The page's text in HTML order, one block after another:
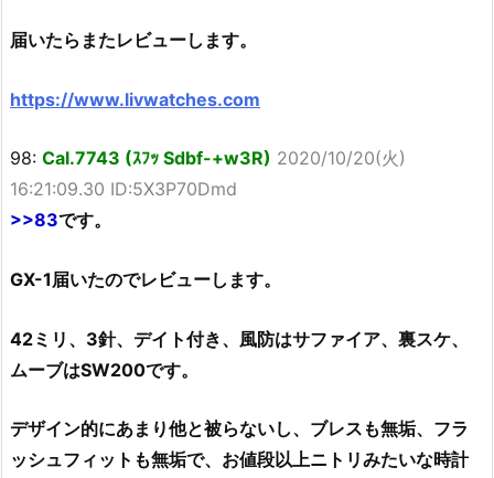
届いたらまたレビューします。
https://www.livwatches.com
98: Cal.7743 (ｽﾌｯ Sdbf-+w3R) 2020/10/20(火)
16:21:09.30 ID:5X3P70Dmd
>>83です。
GX-1届いたのでレビューします。
42ミリ、3針、デイト付き、風防はサファイア、裏スケ、
ムーブはSW200です。
デザイン的にあまり他と被らないし、ブレスも無垢、フラ
ッシュフィットも無垢で、お値段以上ニトリみたいな時計